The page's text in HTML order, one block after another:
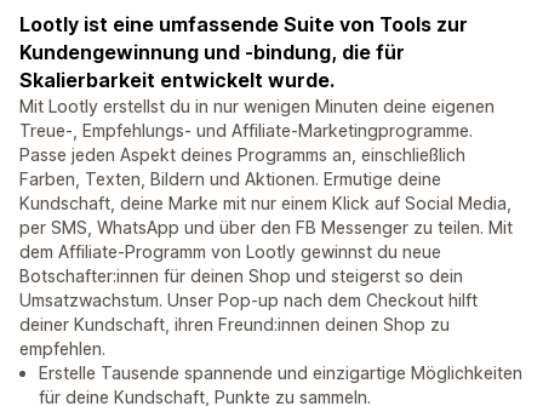
Lootly ist eine umfassende Suite von Tools zur
Kundengewinnung und -bindung, die für
Skalierbarkeit entwickelt wurde.
Mit Lootly erstellst du in nur wenigen Minuten deine eigenen
Treue-, Empfehlungs- und Affiliate-Marketingprogramme.
Passe jeden Aspekt deines Programms an, einschließlich
Farben, Texten, Bildern und Aktionen. Ermutige deine
Kundschaft, deine Marke mit nur einem Klick auf Social Media,
per SMS, WhatsApp und über den FB Messenger zu teilen. Mit
dem Affiliate-Programm von Lootly gewinnst du neue
Botschafter:innen für deinen Shop und steigerst so dein
Umsatzwachstum. Unser Pop-up nach dem Checkout hilft
deiner Kundschaft, ihren Freund:innen deinen Shop zu
empfehlen.
Erstelle Tausende spannende und einzigartige Möglichkeiten
für deine Kundschaft, Punkte zu sammeln.